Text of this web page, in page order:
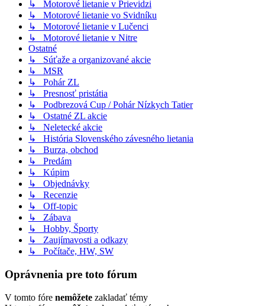
↳ Motorové lietanie v Prievidzi
↳ Motorové lietanie vo Svidníku
↳ Motorové lietanie v Lučenci
↳ Motorové lietanie v Nitre
Ostatné
↳ Súťaže a organizované akcie
↳ MSR
↳ Pohár ZL
↳ Presnosť pristátia
↳ Podbrezová Cup / Pohár Nízkych Tatier
↳ Ostatné ZL akcie
↳ Neletecké akcie
↳ História Slovenského závesného lietania
↳ Burza, obchod
↳ Predám
↳ Kúpim
↳ Objednávky
↳ Recenzie
↳ Off-topic
↳ Zábava
↳ Hobby, Športy
↳ Zaujímavosti a odkazy
↳ Počítače, HW, SW
Oprávnenia pre toto fórum
V tomto fóre nemôžete zakladať témy